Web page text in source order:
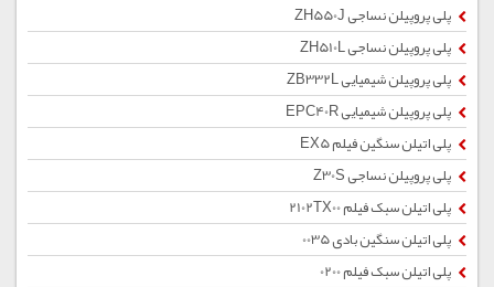
پلی پروپیلن نساجی ZH550J
پلی پروپیلن نساجی ZH510L
پلی پروپیلن شیمیایی ZB332L
پلی پروپیلن شیمیایی EPC40R
پلی اتیلن سنگین فیلم EX5
پلی پروپیلن نساجی Z30S
پلی اتیلن سبک فیلم 2102TX00
پلی اتیلن سنگین بادی 0035
پلی اتیلن سبک فیلم 0200